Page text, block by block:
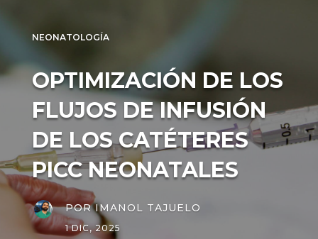
NEONATOLOGÍA
OPTIMIZACIÓN DE LOS
FLUJOS DE INFUSIÓN
DE LOS CATÉTERES
PICC NEONATALES
PORIMANOL TAJUELO
1 DIC, 2025